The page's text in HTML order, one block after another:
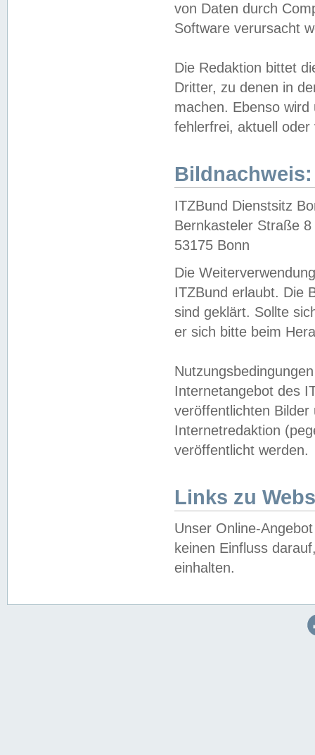
von Daten durch
Software verursacht
Die Redaktion bittet
Dritter, zu denen in
machen. Ebenso
fehlerfrei, aktuell oder
Bildnachweis:
ITZBund Dienstsitz
Bernkasteler Straße 8
53175 Bonn
Die
ITZBund erlaubt. Die
sind geklärt. Sollte
er sich bitte beim
Internetangebot des
veröffentlichten
Internetredaktion
veröffentlicht werden.
Links zu
Unser Online-
keinen Einfluss
einhalten.